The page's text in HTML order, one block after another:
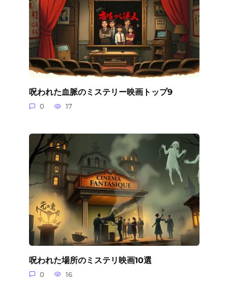
呪われた血脈のミステリー映画トップ9
0 17
呪われた場所のミステリ映画10選
0 16